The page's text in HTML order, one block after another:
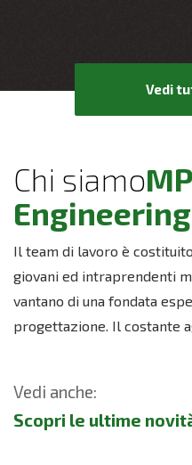
Vedi
Chi siamo
Engineering
Il team di lavoro è
giovani ed intraprendenti
vantano di una fondata
progettazione. Il costante
Vedi anche:
Scopri le ultime